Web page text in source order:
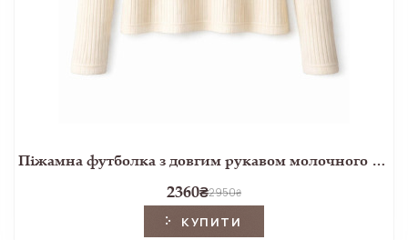
Піжамна футболка з довгим рукавом молочного кольору з вовни та шовку
2360₴2950₴
КУПИТИ